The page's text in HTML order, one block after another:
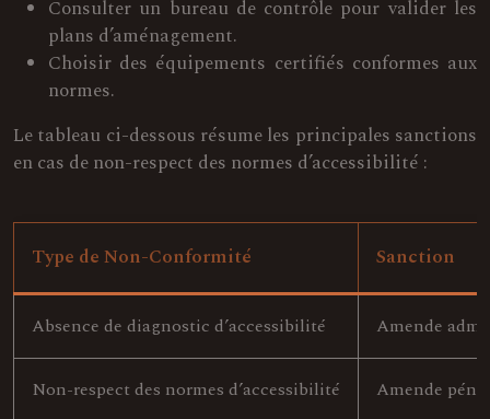
Consulter un bureau de contrôle pour valider les
plans d’aménagement.
Choisir des équipements certifiés conformes aux
normes.
Le tableau ci-dessous résume les principales sanctions
en cas de non-respect des normes d’accessibilité :
Type de Non-Conformité Sanction
Absence de diagnostic d’accessibilité Amende
Non-respect des normes d’accessibilité Amende